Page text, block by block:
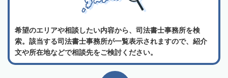
希望のエリアや相談したい内容から、司法書士事務所を検
索。該当する司法書士事務所が一覧表示されますので、紹介
文や所在地などで相談先をご検討ください。